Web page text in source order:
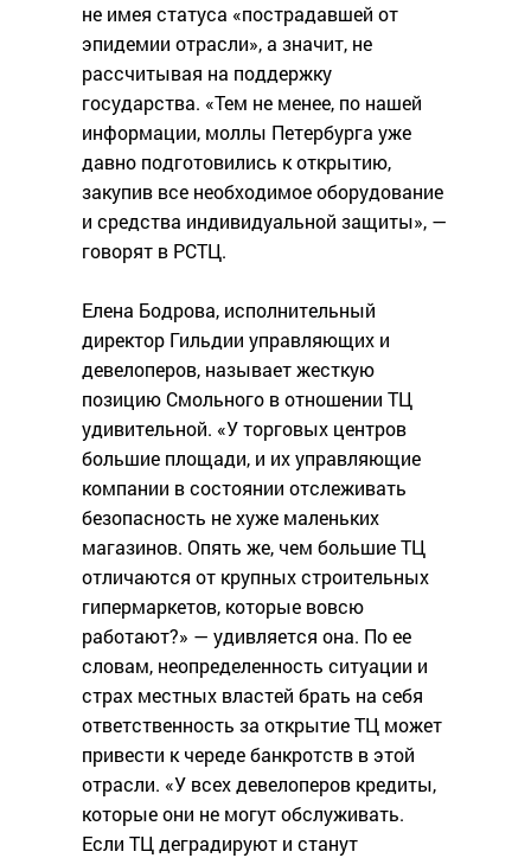
не имея статуса «пострадавшей от
эпидемии отрасли», а значит, не
рассчитывая на поддержку
государства. «Тем не менее, по нашей
информации, моллы Петербурга уже
давно подготовились к открытию,
закупив все необходимое оборудование
и средства индивидуальной защиты», —
говорят в РСТЦ.
Елена Бодрова, исполнительный
директор Гильдии управляющих и
девелоперов, называет жесткую
позицию Смольного в отношении ТЦ
удивительной. «У торговых центров
большие площади, и их управляющие
компании в состоянии отслеживать
безопасность не хуже маленьких
магазинов. Опять же, чем большие ТЦ
отличаются от крупных строительных
гипермаркетов, которые вовсю
работают?» — удивляется она. По ее
словам, неопределенность ситуации и
страх местных властей брать на себя
ответственность за открытие ТЦ может
привести к череде банкротств в этой
отрасли. «У всех девелоперов кредиты,
которые они не могут обслуживать.
Если ТЦ деградируют и станут